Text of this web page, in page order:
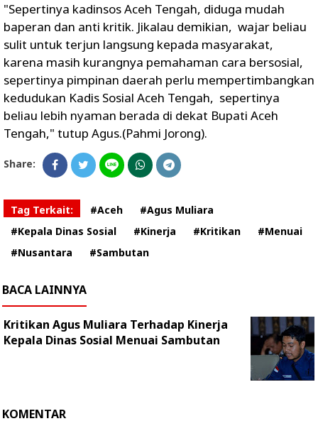
"Sepertinya kadinsos Aceh Tengah, diduga mudah
baperan dan anti kritik. Jikalau demikian, wajar beliau
sulit untuk terjun langsung kepada masyarakat,
karena masih kurangnya pemahaman cara bersosial,
sepertinya pimpinan daerah perlu mempertimbangkan
kedudukan Kadis Sosial Aceh Tengah, sepertinya
beliau lebih nyaman berada di dekat Bupati Aceh
Tengah," tutup Agus.(Pahmi Jorong).
Share:
Tag Terkait: #Aceh
#Agus Muliara
#Kepala Dinas Sosial
#Kinerja #Kritikan
#Menuai
#Nusantara
#Sambutan
BACA LAINNYA
Kritikan Agus Muliara Terhadap Kinerja
Kepala Dinas Sosial Menuai Sambutan
KOMENTAR